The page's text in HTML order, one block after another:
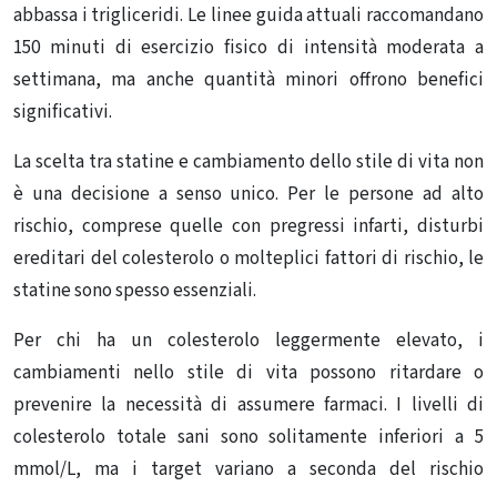
abbassa i trigliceridi. Le linee guidaattuali raccomandano
150 minuti di esercizio fisico di intensità moderata a
settimana, ma anche quantità minori offrono benefici
significativi.
La scelta tra statine e cambiamento dello stile di vita non
è una decisione a senso unico. Per le persone ad alto
rischio, comprese quelle con pregressi infarti, disturbi
ereditari del colesterolo o molteplici fattori di rischio, le
statine sono spesso essenziali.
Per chi ha un colesterolo leggermente elevato, i
cambiamenti nello stile di vita possono ritardare o
prevenire la necessità di assumere farmaci. I livelli di
colesterolo totale sani sono solitamente inferiori a 5
mmol/L, ma i target variano a seconda del rischio